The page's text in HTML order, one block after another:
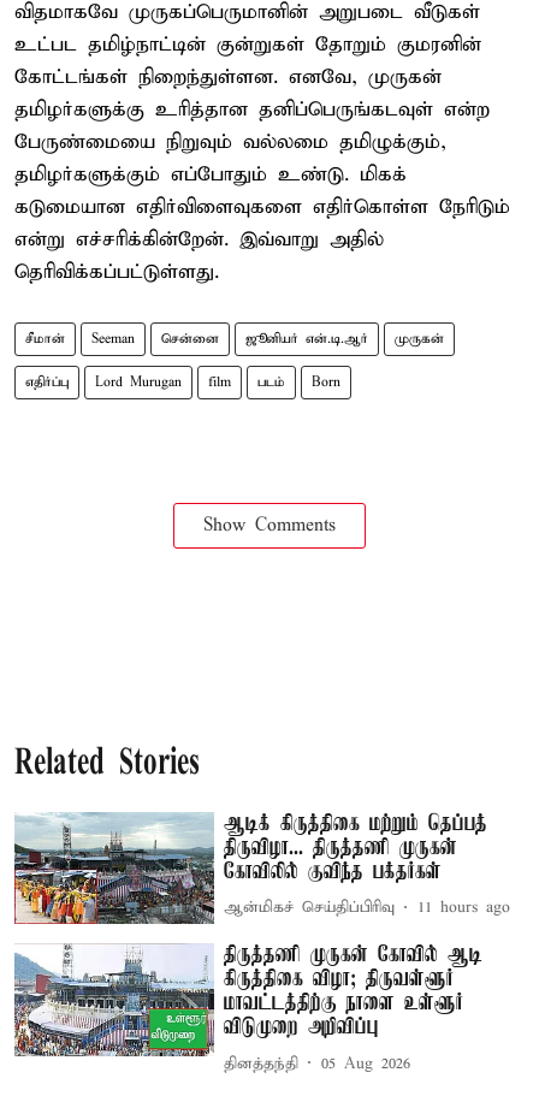
விதமாகவே முருகப்பெருமானின் அறுபடை வீடுகள்
உட்பட தமிழ்நாட்டின் குன்றுகள் தோறும் குமரனின்
கோட்டங்கள் நிறைந்துள்ளன. எனவே, முருகன்
தமிழர்களுக்கு உரித்தான தனிப்பெருங்கடவுள் என்ற
பேருண்மையை நிறுவும் வல்லமை தமிழுக்கும்,
தமிழர்களுக்கும் எப்போதும் உண்டு. மிகக்
கடுமையான எதிர்விளைவுகளை எதிர்கொள்ள நேரிடும்
என்று எச்சரிக்கின்றேன். இவ்வாறு அதில்
தெரிவிக்கப்பட்டுள்ளது.
சீமான் Seeman சென்னை ஜூனியர் என்.டி.ஆர் முருகன்
எதிர்ப்பு Lord Murugan film படம் Born
Show Comments
Related Stories
ஆடிக் கிருத்திகை மற்றும் தெப்பத்
திருவிழா... திருத்தணி முருகன்
கோவிலில் குவிந்த பக்தர்கள்
ஆன்மிகச் செய்திப்பிரிவு 11 hours ago
திருத்தணி முருகன் கோவில் ஆடி
கிருத்திகை விழா; திருவள்ளூர்
மாவட்டத்திற்கு நாளை உள்ளூர்
விடுமுறை அறிவிப்பு
தினத்தந்தி 05 Aug 2026